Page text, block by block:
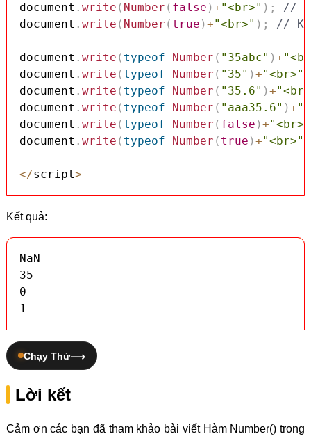
document . write ( Number ( false )+"<br>" ) ;
//
document . write ( Number ( true )+"<br>" ) ; //
document . write ( typeof Number ( "35abc" )+
document . write ( typeof Number ( "35" )+"<br>"
document . write ( typeof Number ( "35.6" )+
document . write ( typeof Number ( "aaa35.6" )+
document . write ( typeof Number ( false )+"<br>"
document . write ( typeof Number ( true )+"<br>"
</script>
Kết quả:
NaN
35
0
1
Chạy Thử
Lời kết
Cảm ơn các bạn đã tham khảo bài viết Hàm Number() trong